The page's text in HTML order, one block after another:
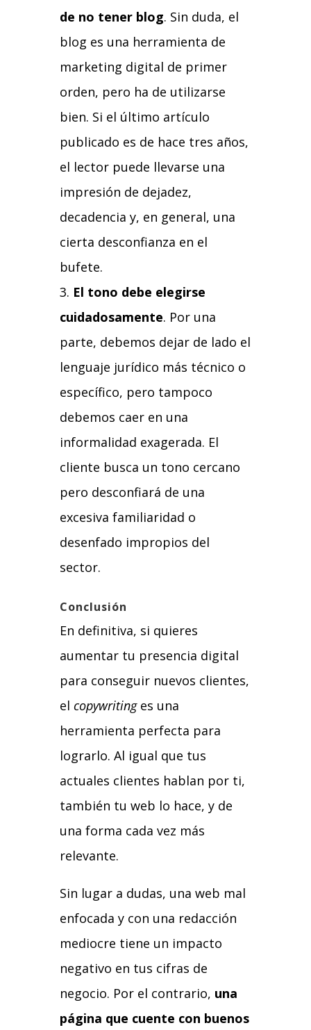
de no tener blog. Sin duda, el
blog es una herramienta de
marketing digital de primer
orden, pero ha de utilizarse
bien. Si el último artículo
publicado es de hace tres años,
el lector puede llevarse una
impresión de dejadez,
decadencia y, en general, una
cierta desconfianza en el
bufete.
El tono debe elegirse
cuidadosamente. Por una
parte, debemos dejar de lado el
lenguaje jurídico más técnico o
específico, pero tampoco
debemos caer en una
informalidad exagerada. El
cliente busca un tono cercano
pero desconfiará de una
excesiva familiaridad o
desenfado impropios del
sector.
Conclusión
En definitiva, si quieres
aumentar tu presencia digital
para conseguir nuevos clientes,
elcopywritinges una
herramienta perfecta para
lograrlo. Al igual que tus
actuales clientes hablan por ti,
también tu web lo hace, y de
una forma cada vez más
relevante.
Sin lugar a dudas, una web mal
enfocada y con una redacción
mediocre tiene un impacto
negativo en tus cifras de
negocio. Por el contrario, una
página que cuente con buenos